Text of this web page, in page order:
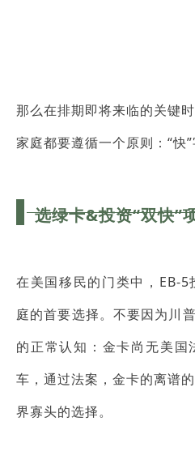
那么在排期即将来临的关键
家庭都要遵循一个原则：“快”
选绿卡&投资“双快”
在美国移民的门类中，
庭的首要选择。不要因为川
的正常认知：金卡尚无美国
车，通过法案，金卡的离谱
界寡头的选择。